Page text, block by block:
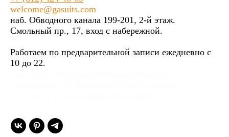
welcome@gasuits.com
наб. Обводного канала 199-201, 2-й этаж.
Смольный пр., 17, вход с набережной.
Работаем по предварительной записи ежедневно с
10 до 22.